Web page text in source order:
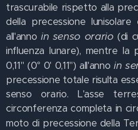
trascurabile rispetto alla
della precessione
all'anno in senso orario (di
influenza lunare), mentre la
0,11" (0° 0' 0,11") all'annoin
precessione totale risulta
senso orario. L'asse
circonferenza completa in
moto di precessione della